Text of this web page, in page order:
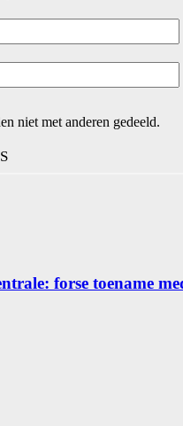
niet met anderen gedeeld.
forse toename